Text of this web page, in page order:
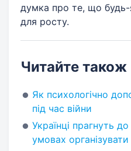
думка про те, що
для росту.
Читайте також
Як психологічно
під час війни
Українці прагнуть
умовах